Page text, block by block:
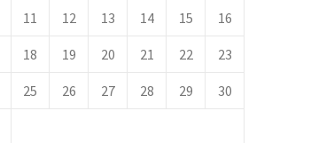
11 12 13 14 15 16
18 19 20 21 22 23
25 26 27 28 29 30